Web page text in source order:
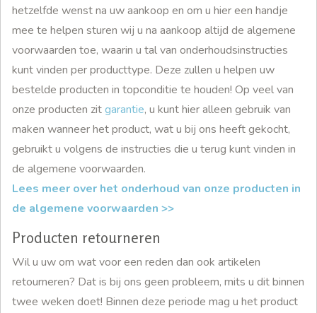
hetzelfde wenst na uw aankoop en om u hier een handje
mee te helpen sturen wij u na aankoop altijd de algemene
voorwaarden toe, waarin u tal van onderhoudsinstructies
kunt vinden per producttype. Deze zullen u helpen uw
bestelde producten in topconditie te houden! Op veel van
onze producten zitgarantie, u kunt hier alleen gebruik van
maken wanneer het product, wat u bij ons heeft gekocht,
gebruikt u volgens de instructies die u terug kunt vinden in
de algemene voorwaarden.
Lees meer over het onderhoud van onze producten in
de algemene voorwaarden >>
Producten retourneren
Wil u uw om wat voor een reden dan ook artikelen
retourneren? Dat is bij ons geen probleem, mits u dit binnen
twee weken doet! Binnen deze periode mag u het product